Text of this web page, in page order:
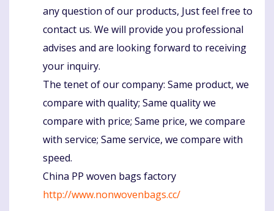
any question of our products, Just feel free to
contact us. We will provide you professional
advises and are looking forward to receiving
your inquiry.
The tenet of our company: Same product, we
compare with quality; Same quality we
compare with price; Same price, we compare
with service; Same service, we compare with
speed.
China PP woven bags factory
http://www.nonwovenbags.cc/